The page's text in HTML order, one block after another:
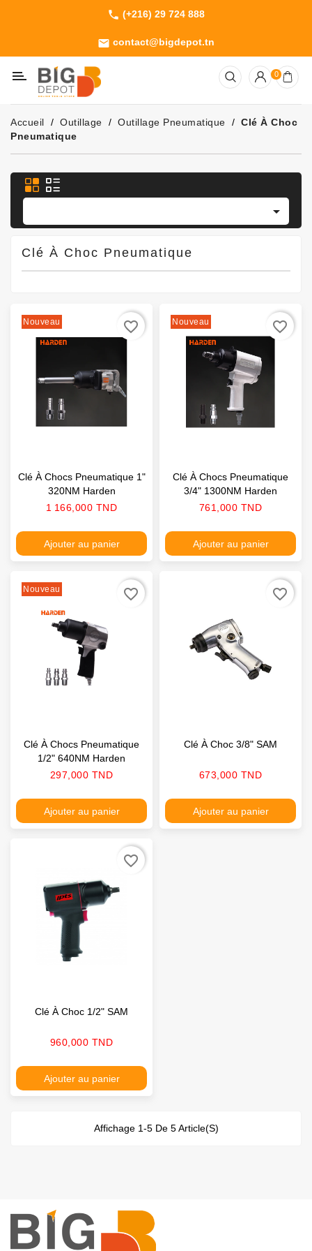
phone (+216) 29 724 888
email contact@bigdepot.tn
Machines
Outillage
Jardinage
Consommables
0
Accueil Outillage Outillage Pneumatique
Clé À Choc
Pneumatique

Clé À Choc Pneumatique
Nouveau
Clé À Chocs Pneumatique 1"
320NM Harden
Prix
1 166,000 TND
Ajouter au panier
favorite_border Nouveau
Clé À Chocs Pneumatique
3/4" 1300NM Harden
Prix
761,000 TND
Ajouter au panier
favorite_border
Nouveau
Clé À Chocs Pneumatique
1/2" 640NM Harden
Prix
297,000 TND
Ajouter au panier
favorite_border
Clé À Choc 3/8" SAM
Prix
673,000 TND
Ajouter au panier
favorite_border
Clé À Choc 1/2" SAM
Prix
960,000 TND
Ajouter au panier
favorite_border
Affichage 1-5 De 5 Article(s)